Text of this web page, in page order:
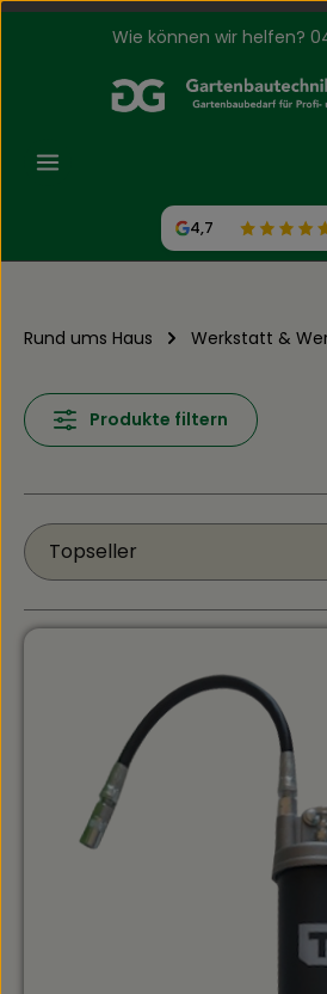
Zum Hauptinhalt springen
Wie können wir helfen?
4,7
Rund ums Haus Werkstatt &
Produkte filtern